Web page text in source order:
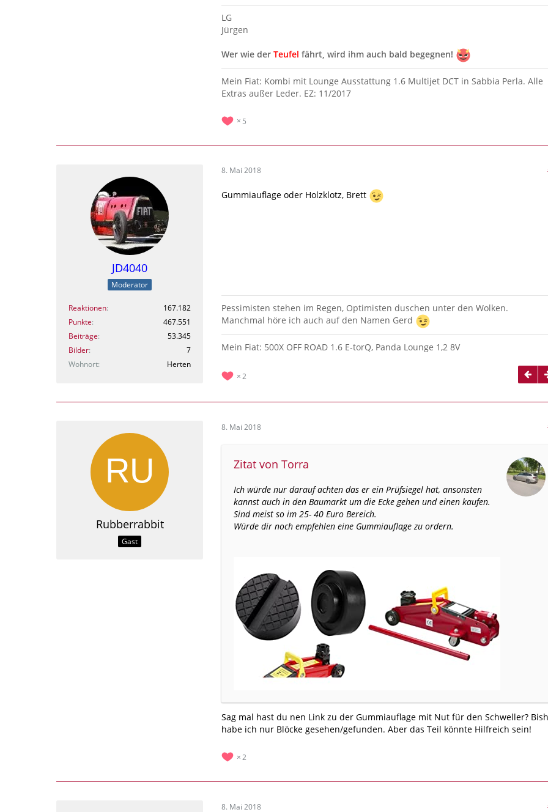
LG
Jürgen
Wer wie der Teufel fährt, wird ihm auch bald begegnen!
Mein Fiat: Kombi mit Lounge Ausstattung 1.6 Multijet DCT in Sabbia Perla. Alle
Extras außer Leder. EZ: 11/2017
5
JD4040
Moderator
Reaktionen
167.182
Punkte
467.551
Beiträge
53.345
Bilder
7
Wohnort
Herten
8. Mai 2018
Gummiauflage oder Holzklotz, Brett
Pessimisten stehen im Regen, Optimisten duschen unter den Wolken.
Manchmal höre ich auch auf den Namen Gerd
Mein Fiat: 500X OFF ROAD 1.6 E-torQ, Panda Lounge 1,2 8V
2
Rubberrabbit
Gast
8. Mai 2018
Zitat von Torra
Ich würde nur darauf achten das er ein Prüfsiegel hat, ansonsten
kannst auch in den Baumarkt um die Ecke gehen und einen kaufen.
Sind meist so im 25- 40 Euro Bereich.
Würde dir noch empfehlen eine Gummiauflage zu ordern.
Sag mal hast du nen Link zu der Gummiauflage mit Nut für den Schweller?
habe ich nur Blöcke gesehen/gefunden. Aber das Teil könnte Hilfreich sein!
2
8. Mai 2018